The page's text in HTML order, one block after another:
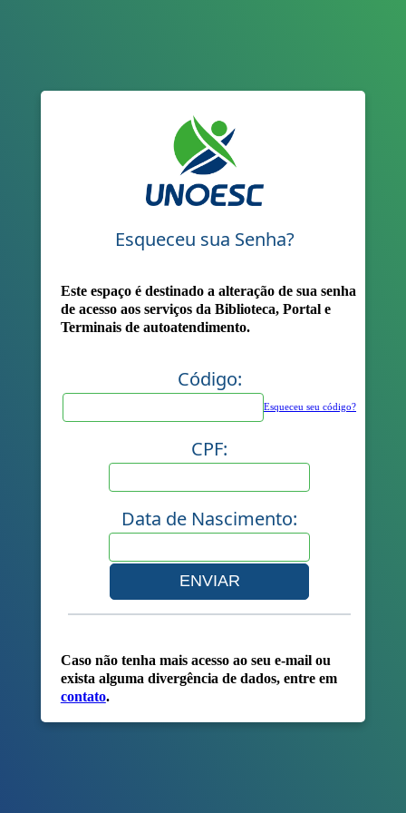
Esqueceu sua Senha?
Este espaço é destinado a alteração de sua senha
de acesso aos serviços da Biblioteca, Portal e
Terminais de autoatendimento.
Código:
Esqueceu seu código?
CPF:
Data de Nascimento:
Caso não tenha mais acesso ao seu e-mail ou
exista alguma divergência de dados, entre em
contato.